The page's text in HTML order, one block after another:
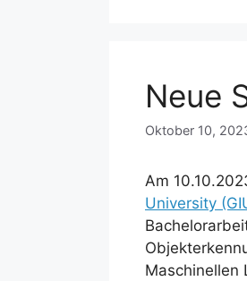
Neue
Oktober 10,
Am
University
Maschinellen